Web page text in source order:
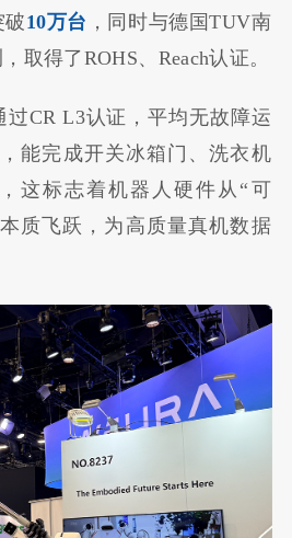
破10万台 ，同时与德国TUV南
取得了ROHS、Reach认证。
CR L3认证，平均无故障运
，能完成开关冰箱门、洗衣机
这标志着机器人硬件从“可
质飞跃，为高质量真机数据